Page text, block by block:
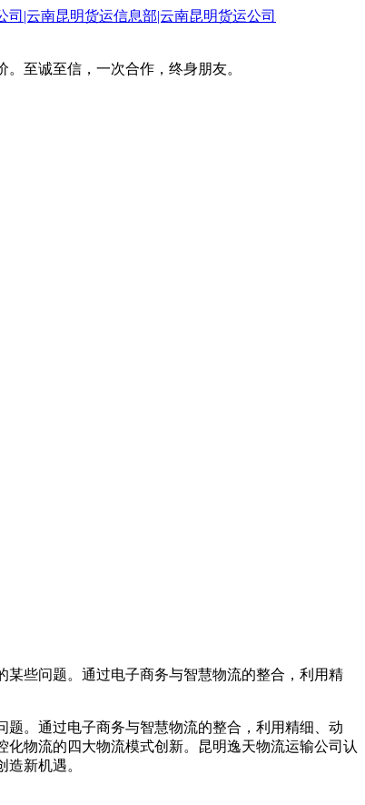
至诚至信，一次合作，终身朋友。
些问题。通过电子商务与智慧物流的整合，利用精
。通过电子商务与智慧物流的整合，利用精细、动
物流的四大物流模式创新。昆明逸天物流运输公司认
新机遇。